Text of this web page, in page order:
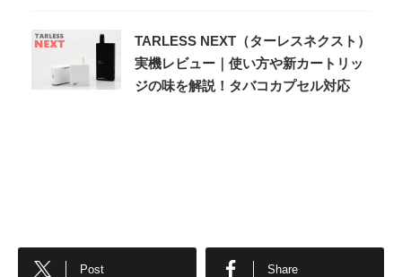
TARLESS NEXT（ターレスネクスト）
実機レビュー｜使い方や新カートリッ
ジの味を解説！タバコカプセル対応
Post Share